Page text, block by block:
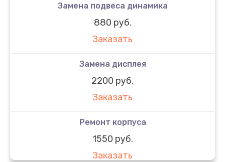
Замена подвеса динамика
880 руб.
Заказать
Замена дисплея
2200 руб.
Заказать
Ремонт корпуса
1550 руб.
Заказать